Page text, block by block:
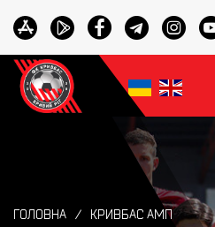
ГОЛОВНА КРИВБАС АМП